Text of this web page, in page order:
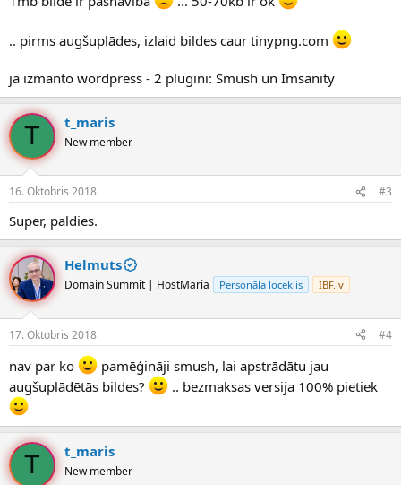
.. pirms augšuplādes, izlaid bildes caur tinypng.com
ja izmanto wordpress - 2 plugini: Smush un Imsanity
T t_maris
New member
16. Oktobris 2018 #3
Super, paldies.
Helmuts
Domain Summit | HostMaria Personāla loceklis IBF.lv
17. Oktobris 2018 #4
nav par ko
pamēģināji smush, lai apstrādātu jau
augšuplādētās bildes?
.. bezmaksas versija 100% pietiek
T t_maris
New member